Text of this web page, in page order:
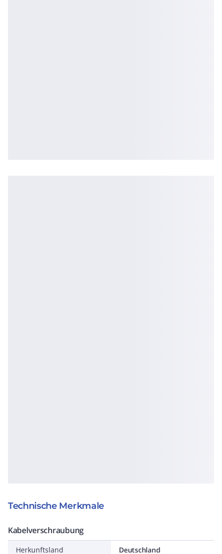
Technische Merkmale
Kabelverschraubung
Herkunftsland Deutschland